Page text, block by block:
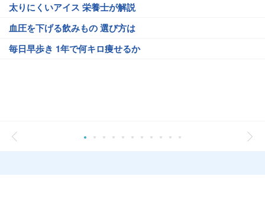
太りにくいアイス 栄養士が解説
血圧を下げる飲みもの 選び方は
毎日早歩き 1年で何キロ痩せるか